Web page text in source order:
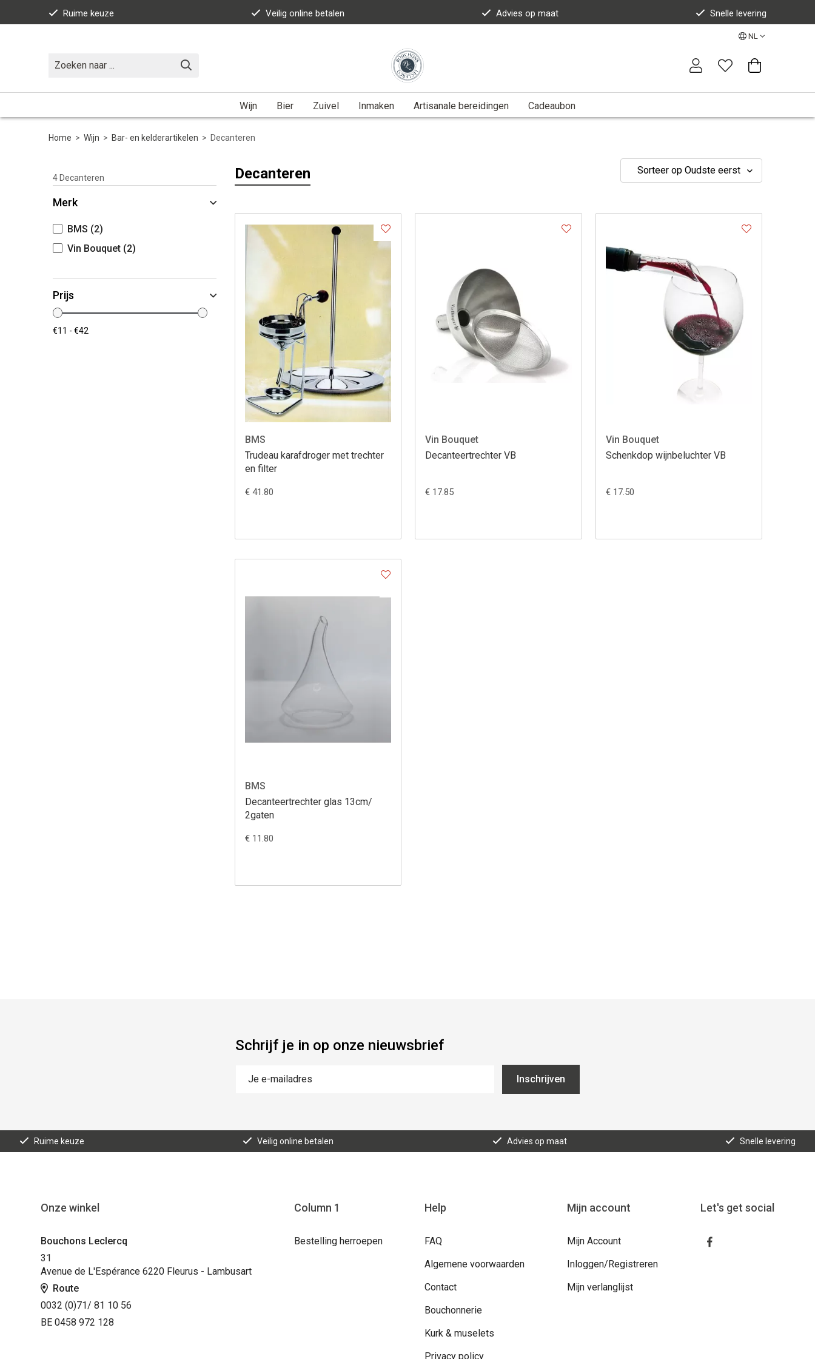
Ruime keuze Veilig online betalen Advies op maat Snelle levering
NL
Wijn Bier Zuivel Inmaken Artisanale bereidingen Cadeaubon
Home > Wijn > Bar- en kelderartikelen > Decanteren
4 Decanteren
Merk
BMS (2)
Vin Bouquet (2)
Prijs
Decanteren
BMS
Trudeau karafdroger met trechter
en filter
€ 41.80
Vin Bouquet
Decanteertrechter VB
€ 17.85
Vin Bouquet
Schenkdop wijnbeluchter VB
€ 17.50
BMS
Decanteertrechter glas 13cm/
2gaten
€ 11.80
Schrijf je in op onze nieuwsbrief
Inschrijven
Ruime keuze Veilig online betalen Advies op maat Snelle levering
Onze winkel
Bouchons Leclercq
31
Avenue de L'Espérance 6220 Fleurus - Lambusart
Route
0032 (0)71/ 81 10 56
BE 0458 972 128
Column 1
Bestelling herroepen
Help
FAQ
Algemene voorwaarden
Contact
Bouchonnerie
Kurk & muselets
Privacy policy
Mijn account
Mijn Account
Inloggen/Registreren
Mijn verlanglijst
Let's get social